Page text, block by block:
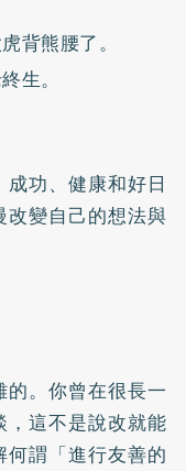
背熊腰了。
生。
功、健康和好日
變自己的想法與
的。你曾在很長一
這不是說改就能
謂「進行友善的